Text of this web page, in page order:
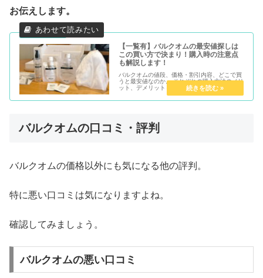
お伝えします。
【一覧有】バルクオムの最安値探しは
この買い方で決まり！購入時の注意点
も解説します！
バルクオムの値段、価格・割引内容、どこで買
うと最安値なのか。 それぞれの購入方法のメリ
ット、デメリットもあわせてまとめました。 バ
ルクオムを少しでも安く買えないかな。 結局ど
こで買えば一番お得なの？ そんなお気持ちに、
バルクオムの口コミ・評判
バルクオムの価格以外にも気になる他の評判。
特に悪い口コミは気になりますよね。
確認してみましょう。
バルクオムの悪い口コミ